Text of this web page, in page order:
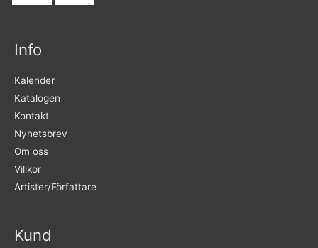
Info
Kalender
Katalogen
Kontakt
Nyhetsbrev
Om oss
Villkor
Artister/Författare
Kund